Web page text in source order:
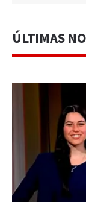
ÚLTIMAS